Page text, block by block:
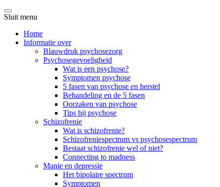
Sluit menu
Home
Informatie over
Blauwdruk psychosezorg
Psychosegevoeligheid
Wat is een psychose?
Symptomen psychose
5 fasen van psychose en herstel
Behandeling en de 5 fasen
Oorzaken van psychose
Tips bij psychose
Schizofrenie
Wat is schizofrenie?
Schizofreniespectrum vs psychosespectrum
Bestaat schizofrenie wel of niet?
Connecting to madness
Manie en depressie
Het bipolaire spectrum
Symptomen